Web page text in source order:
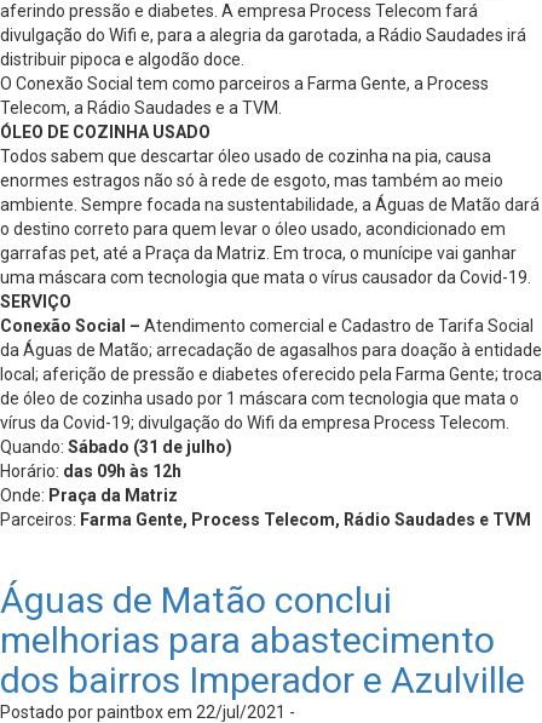
aferindo pressão e diabetes. A empresa Process Telecom fará
divulgação do Wifi e, para a alegria da garotada, a Rádio Saudades irá
distribuir pipoca e algodão doce.
O Conexão Social tem como parceiros a Farma Gente, a Process
Telecom, a Rádio Saudades e a TVM.
ÓLEO DE COZINHA USADO
Todos sabem que descartar óleo usado de cozinha na pia, causa
enormes estragos não só à rede de esgoto, mas também ao meio
ambiente. Sempre focada na sustentabilidade, a Águas de Matão dará
o destino correto para quem levar o óleo usado, acondicionado em
garrafas pet, até a Praça da Matriz. Em troca, o munícipe vai ganhar
uma máscara com tecnologia que mata o vírus causador da Covid-19.
SERVIÇO
Conexão Social – Atendimento comercial e Cadastro de Tarifa Social
da Águas de Matão; arrecadação de agasalhos para doação à entidade
local; aferição de pressão e diabetes oferecido pela Farma Gente; troca
de óleo de cozinha usado por 1 máscara com tecnologia que mata o
vírus da Covid-19; divulgação do Wifi da empresa Process Telecom.
Quando: Sábado (31 de julho)
Horário: das 09h às 12h
Onde: Praça da Matriz
Parceiros: Farma Gente, Process Telecom, Rádio Saudades e TVM
Águas de Matão conclui
melhorias para abastecimento
dos bairros Imperador e Azulville
Postado por paintbox em 22/jul/2021 -